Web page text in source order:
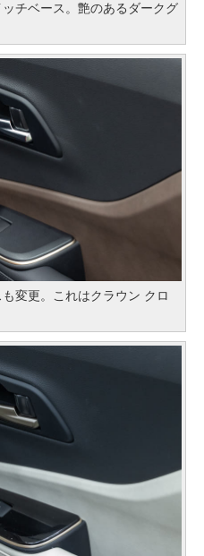
チベース。艶のあるダークグ
変更。これはクラウン クロ